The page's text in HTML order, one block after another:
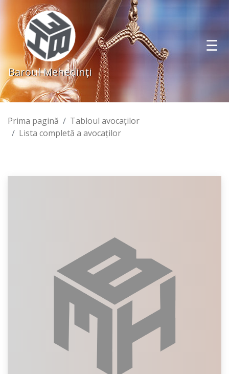
Baroul Mehedinţi
Prima pagină
Tabloul avocaţilor
Lista completă a avocaţilor